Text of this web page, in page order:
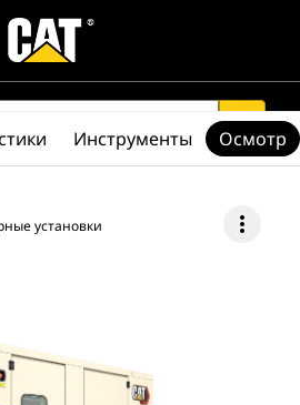
search
установки more_vert
Инструменты Осмотр